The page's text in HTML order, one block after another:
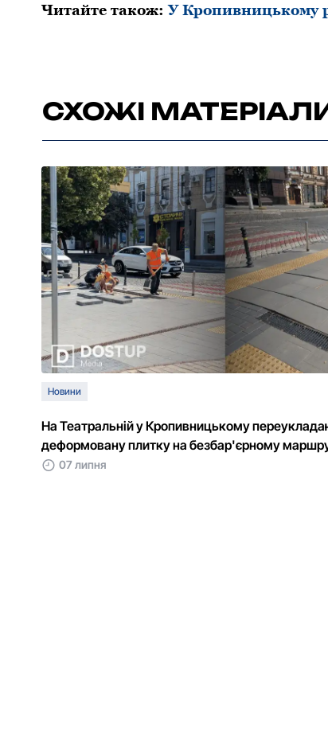
Читайте також:У Кропивницькому
СХОЖІ
Новини
На Театральній у Кропивницькому
деформовану плитку на безбар'єрному
07 липня